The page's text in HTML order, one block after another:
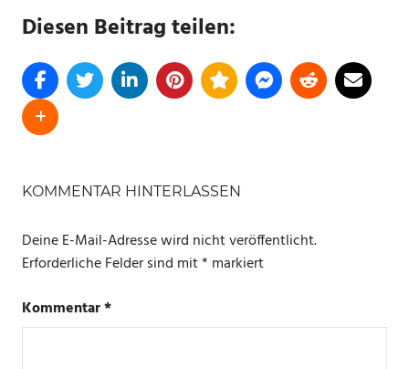
Diesen Beitrag teilen:
SIRENE
LIFE
TUYA
KOMMENTAR HINTERLASSEN
Deine E-Mail-Adresse wird nicht veröffentlicht.
Erforderliche Felder sind mit* markiert
Kommentar*